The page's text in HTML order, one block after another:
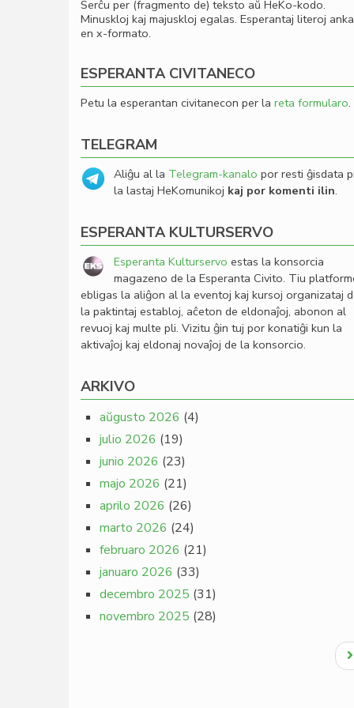
Serĉu per (fragmento de) teksto aŭ HeKo-kodo.
Minuskloj kaj majuskloj egalas. Esperantaj literoj
en x-formato.
ESPERANTA CIVITANECO
Petu la esperantan civitanecon per la reta formularo.
TELEGRAM
Aliĝu al la Telegram-kanalo por resti ĝisdata
la lastaj HeKomunikoj kaj por komenti ilin.
ESPERANTA KULTURSERVO
Esperanta Kulturservo estas la konsorcia
magazeno de la Esperanta Civito. Tiu
ebligas la aliĝon al la eventoj kaj kursoj organizataj
la paktintaj establoj, aĉeton de eldonaĵoj, abonon al
revuoj kaj multe pli. Vizitu ĝin tuj por konatiĝi kun la
aktivaĵoj kaj eldonaj novaĵoj de la konsorcio.
ARKIVO
aŭgusto 2026 (4)
julio 2026 (19)
junio 2026 (23)
majo 2026 (21)
aprilo 2026 (26)
marto 2026 (24)
februaro 2026 (21)
januaro 2026 (33)
decembro 2025 (31)
novembro 2025 (28)